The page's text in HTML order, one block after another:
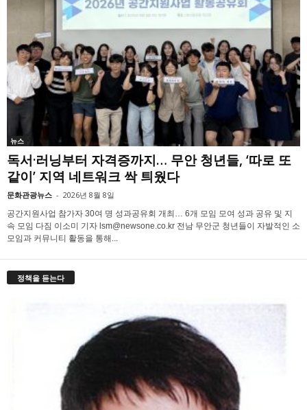
뉴스
독서·러닝부터 자격증까지… 무안 청년들, ‘따로 또
같이’ 지역 네트워크 싹 틔웠다
문화관광뉴스 - 2026년 8월 8일
공간지원사업 참가자 30여 명 성과공유회 개최… 6개 모임 모여 성과 공유 및 지
속 모임 다짐 이소미 기자 lsm@newsone.co.kr 전남 무안군 청년들이 자발적인 소
모임과 커뮤니티 활동을 통해...
정책을 듣는다